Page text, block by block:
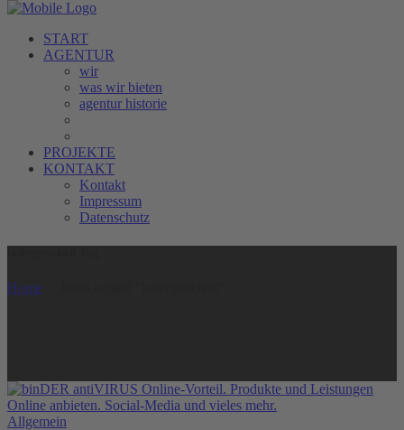
START
AGENTUR
wir
was wir bieten
agentur historie
PROJEKTE
KONTAKT
Kontakt
Impressum
Datenschutz
Home
Allgemein